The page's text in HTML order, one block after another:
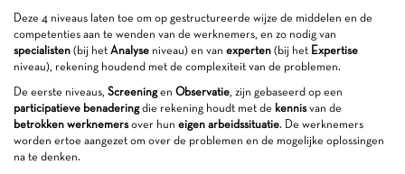
Deze 4 niveaus laten toe om op gestructureerde wijze de middelen en de
competenties aan te wenden van de werknemers, en zo nodig van
specialisten (bij het Analyse niveau) en van experten (bij het Expertise
niveau), rekening houdend met de complexiteit van de problemen.
De eerste niveaus, Screeningen Observatie, zijn gebaseerd op een
participatieve benaderingdie rekening houdt met de kennisvan de
betrokken werknemersover hun eigen arbeidssituatie. De werknemers
worden ertoe aangezet om over de problemen en de mogelijke oplossingen
na te denken.